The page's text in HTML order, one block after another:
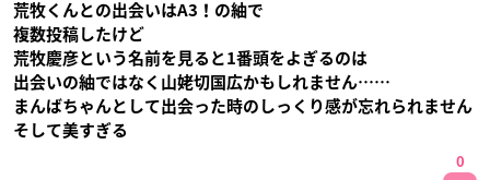
荒牧くんとの出会いはA3！の紬で
複数投稿したけど
荒牧慶彦という名前を見ると1番頭をよぎるのは
出会いの紬ではなく山姥切国広かもしれません……
まんばちゃんとして出会った時のしっくり感が忘れられません
そして美すぎる
0